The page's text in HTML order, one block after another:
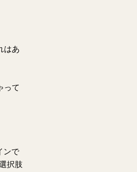
はあ
って
ンで
択肢